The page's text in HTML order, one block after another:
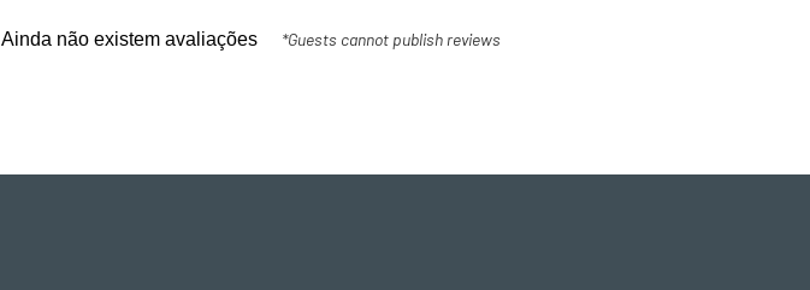
Ainda não existem avaliações *Guests cannot publish reviews